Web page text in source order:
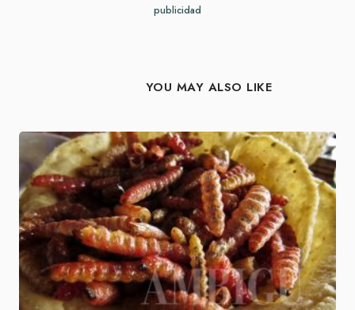
publicidad
YOU MAY ALSO LIKE